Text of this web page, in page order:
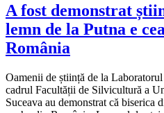
A fost demonstrat
lemn de la Putna e
România
Oamenii de știință de la
cadrul Facultății de Silvicultură a
Suceava au demonstrat că biserica